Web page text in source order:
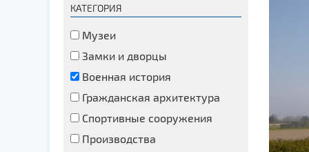
КАТЕГОРИЯ
Музеи
Замки и дворцы
Военная история
Гражданская архитектура
Спортивные сооружения
Производства